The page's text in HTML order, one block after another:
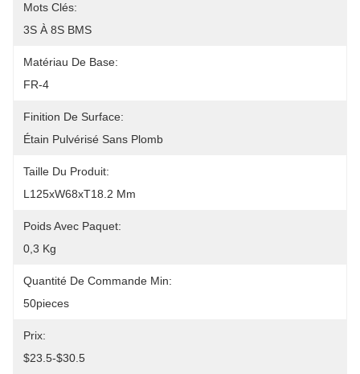
Mots Clés:
3S À 8S BMS
Matériau De Base:
FR-4
Finition De Surface:
Étain Pulvérisé Sans Plomb
Taille Du Produit:
L125xW68xT18.2 Mm
Poids Avec Paquet:
0,3 Kg
Quantité De Commande Min:
50pieces
Prix:
$23.5-$30.5